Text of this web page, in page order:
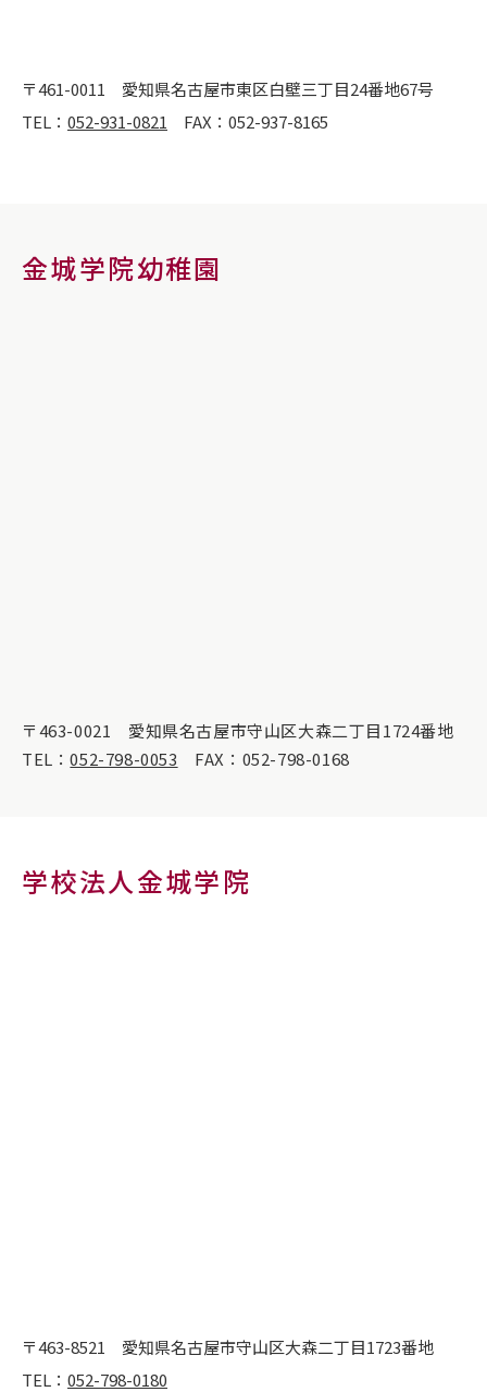
〒461-0011 愛知県名古屋市東区白壁三丁目24番地67号
TEL： 052-931-0821 FAX：052-937-8165
金城学院幼稚園
〒463-0021 愛知県名古屋市守山区大森二丁目1724番地
TEL：052-798-0053 FAX：052-798-0168
学校法人金城学院
〒463-8521 愛知県名古屋市守山区大森二丁目1723番地
TEL： 052-798-0180